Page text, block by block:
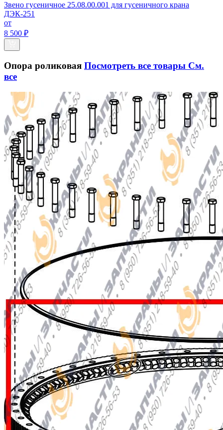
Звено гусеничное 25.08.00.001 для гусеничного крана
ДЭК-251
от
8 500 ₽
Опора роликовая Посмотреть все товары См.
все